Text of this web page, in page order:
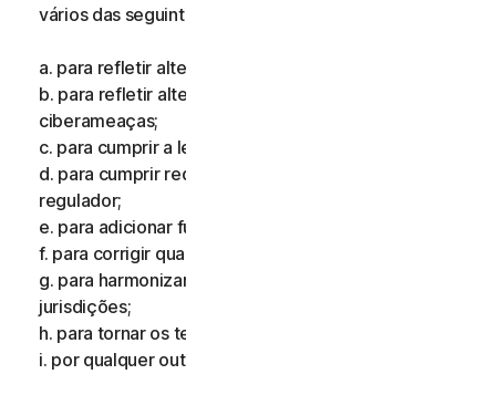
vários das seguintes motivos:
a. para refletir alterações na tecnologia;
b. para refletir alterações na natureza das
ciberameaças;
c. para cumprir a lei e refletir alterações na lei;
d. para cumprir requisitos impostos por um organismo
regulador;
e. para adicionar funcionalidades adicionais;
f. para corrigir qualquer erro;
g. para harmonizar os serviços ou termos em múltiplas
jurisdições;
h. para tornar os termos mais claros; e
i. por qualquer outro motivo válido.